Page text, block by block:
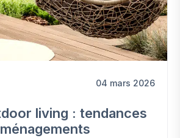
04 mars 2026
living : tendances